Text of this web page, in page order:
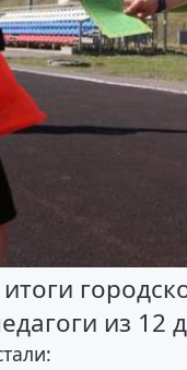
из 12